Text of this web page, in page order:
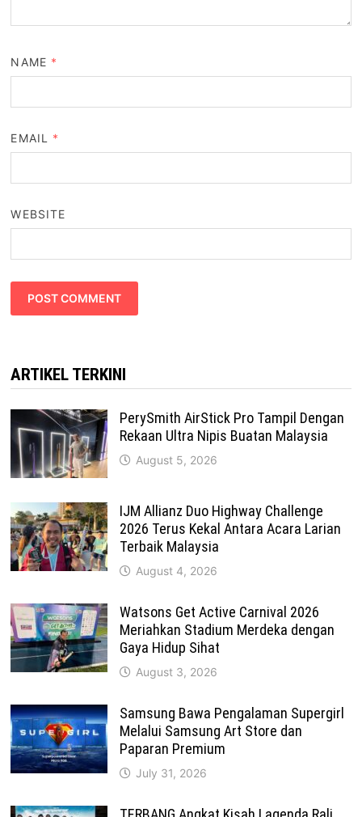
NAME *
EMAIL *
WEBSITE
ARTIKEL TERKINI
PerySmith AirStick Pro Tampil Dengan
Rekaan Ultra Nipis Buatan Malaysia
August 5, 2026
IJM Allianz Duo Highway Challenge
2026 Terus Kekal Antara Acara Larian
Terbaik Malaysia
August 4, 2026
Watsons Get Active Carnival 2026
Meriahkan Stadium Merdeka dengan
Gaya Hidup Sihat
August 3, 2026
Samsung Bawa Pengalaman Supergirl
Melalui Samsung Art Store dan
Paparan Premium
July 31, 2026